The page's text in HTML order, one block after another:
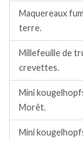
Maquereaux
terre.
Millefeuille de
crevettes.
Mini
Morêt.
Mini